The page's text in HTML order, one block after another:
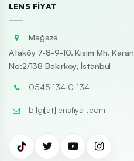
LENS FIYAT
Mağaza
Ataköy 7-8-9-10. Kısım Mh.
No:2/138 Bakırköy, İstanbul
0545 134 0 134
bilgi[at]lensfiyat.com